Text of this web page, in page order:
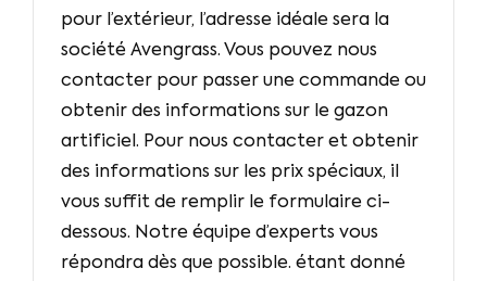
pour l’extérieur, l’adresse idéale sera la
société Avengrass. Vous pouvez nous
contacter pour passer une commande ou
obtenir des informations sur le gazon
artificiel. Pour nous contacter et obtenir
des informations sur les prix spéciaux, il
vous suffit de remplir le formulaire ci-
dessous. Notre équipe d’experts vous
répondra dès que possible. étant donné